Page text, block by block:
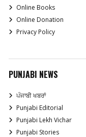
Online Books
Online Donation
Privacy Policy
PUNJABI NEWS
ਪੰਜਾਬੀ ਖਬਰਾਂ
Punjabi Editorial
Punjabi Lekh Vichar
Punjabi Stories